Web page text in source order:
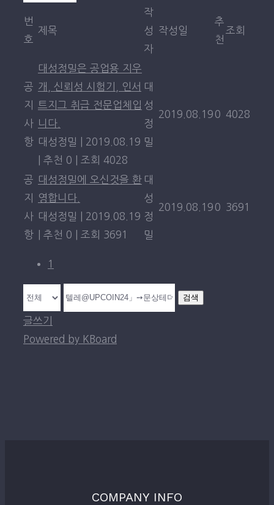
번
호
제목
작
성
자
작성일
추
천
조회
공
지
사
항
대성정밀은 공업용 지우
개, 신뢰성 시험기, 인서
트지그 취급 전문업체입
니다.
대성정밀
2019.08.19
추천 0 조회 4028
대
성
정
밀
2019.08.19 0 4028
공
지
사
항
대성정밀에 오신것을 환
영합니다.
대성정밀
2019.08.19
추천 0 조회 3691
대
성
정
밀
2019.08.19 0 3691
1
검색
글쓰기
Powered by KBoard
COMPANY INFO